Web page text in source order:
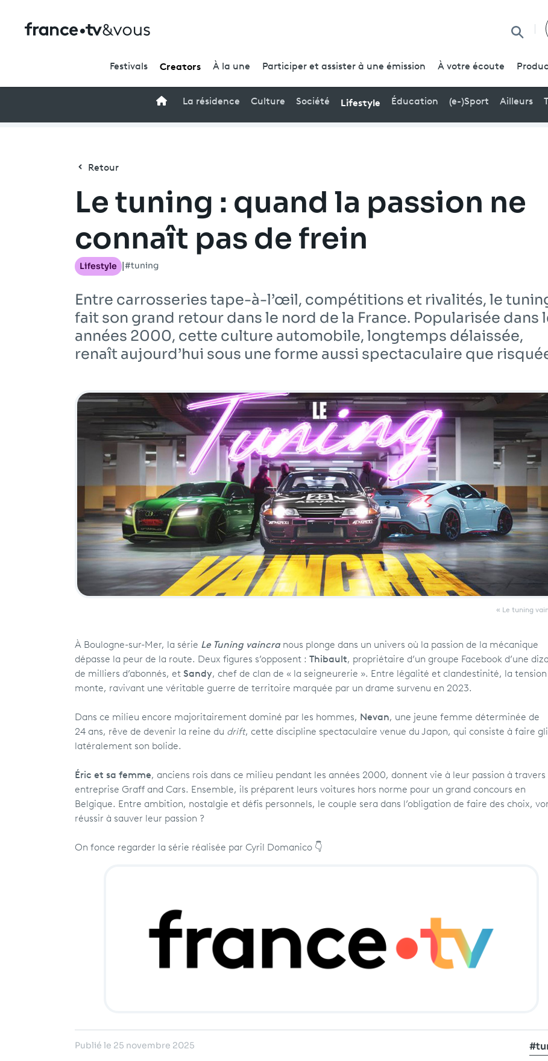
Festivals Creators À la une Participer et assister à une émission À votre écoute
Accueil
La résidence Culture Société Lifestyle Éducation (e-)Sport Ailleurs
Retour
Le tuning : quand la passion ne
connaît pas de frein
Lifestyle #tuning
Entre carrosseries tape-à-l’œil, compétitions et rivalités, le
fait son grand retour dans le nord de la France. Popularisée dans
années 2000, cette culture automobile, longtemps délaissée,
renaît aujourd’hui sous une forme aussi spectaculaire que
« Le tuning
À Boulogne-sur-Mer, la série Le Tuning vaincra nous plonge dans un univers où la passion de la mécanique
dépasse la peur de la route. Deux figures s’opposent : Thibault, propriétaire d’un groupe Facebook d’une
de milliers d’abonnés, et Sandy, chef de clan de « la seigneurerie ». Entre légalité et clandestinité, la tension
monte, ravivant une véritable guerre de territoire marquée par un drame survenu en 2023.
Dans ce milieu encore majoritairement dominé par les hommes, Nevan, une jeune femme déterminée de
24 ans, rêve de devenir la reine du drift, cette discipline spectaculaire venue du Japon, qui consiste à faire
latéralement son bolide.
Éric et sa femme, anciens rois dans ce milieu pendant les années 2000, donnent vie à leur passion à travers
entreprise Graff and Cars. Ensemble, ils préparent leurs voitures hors norme pour un grand concours en
Belgique. Entre ambition, nostalgie et défis personnels, le couple sera dans l’obligation de faire des choix,
réussir à sauver leur passion ?
On fonce regarder la série réalisée par Cyril Domanico 👇
Publié le 25 novembre 2025